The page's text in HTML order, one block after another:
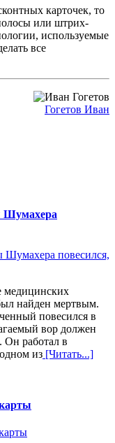
карточек, то
или штрих-
используемые
все
Гогетов Иван
Шумахера
медицинских
найден мертвым.
повесился в
вор должен
Он работал в
из [Читать...]